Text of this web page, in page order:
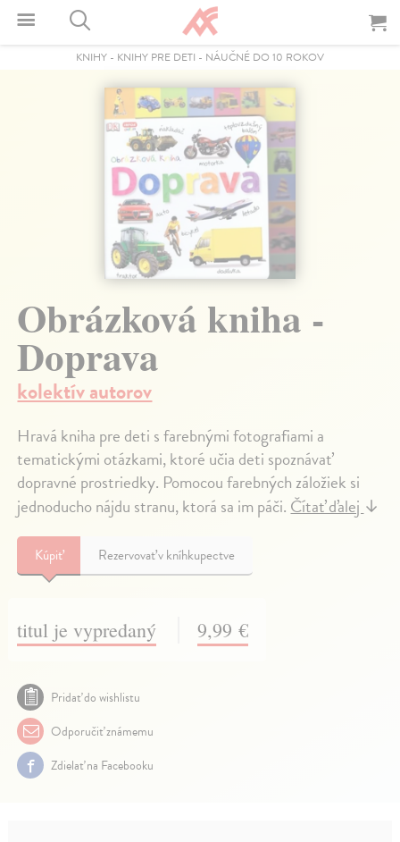
KNIHY - KNIHY PRE DETI - NÁUČNÉ DO 10 ROKOV
Obrázková kniha -
Doprava
kolektív autorov
Hravá kniha pre deti s farebnými fotografiami a
tematickými otázkami, ktoré učia deti spoznávať
dopravné prostriedky. Pomocou farebných záložiek si
jednoducho nájdu stranu, ktorá sa im páči. Čítať ďalej ↓
Kúpiť Rezervovať v kníhkupectve
titul je vypredaný 9,99 €
Pridať do wishlistu
Odporučiť známemu
Zdielať na Facebooku